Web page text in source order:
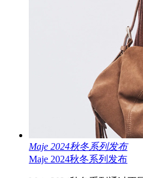
Maje 2024秋冬系列发布
Maje 2024秋冬系列发布